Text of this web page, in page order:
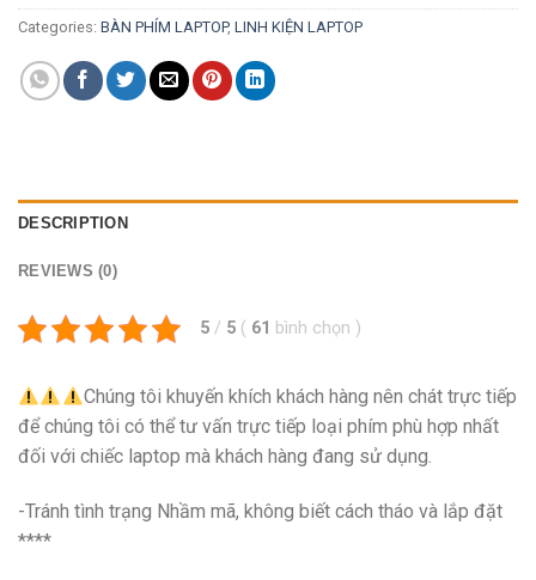
Categories: BÀN PHÍM LAPTOP, LINH KIỆN LAPTOP
DESCRIPTION
REVIEWS (0)
5 / 5 ( 61 bình chọn )
Chúng tôi khuyến khích khách hàng nên chát trực tiếp
để chúng tôi có thể tư vấn trực tiếp loại phím phù hợp nhất
đối với chiếc laptop mà khách hàng đang sử dụng.
-Tránh tình trạng Nhầm mã, không biết cách tháo và lắp đặt
****